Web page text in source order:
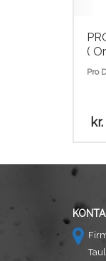
(
Pro
kr.